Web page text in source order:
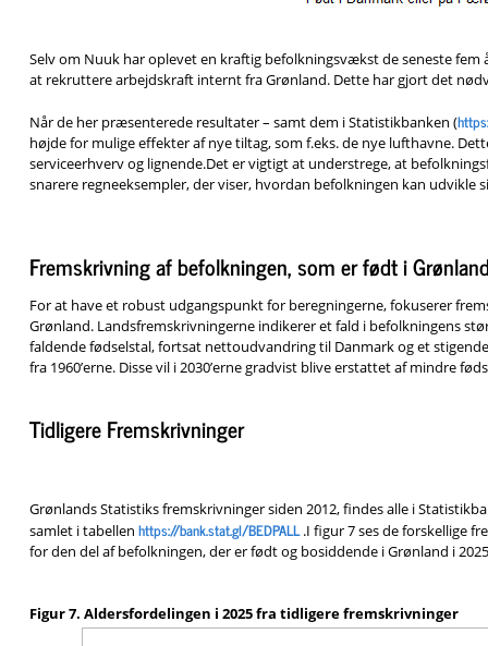
Selv om Nuuk har oplevet en kraftig befolkningsvækst de seneste
at rekruttere arbejdskraft internt fra Grønland. Dette har gjort det
Når de her præsenterede resultater – samt dem i Statistikbanken (
højde for mulige effekter af nye tiltag, som f.eks. de nye lufthavne.
serviceerhverv og lignende.Det er vigtigt at understrege, at
snarere regneeksempler, der viser, hvordan befolkningen kan
Fremskrivning af befolkningen, som er født i
For at have et robust udgangspunkt for beregningerne, fokuserer
Grønland. Landsfremskrivningerne indikerer et fald i befolkningens
faldende fødselstal, fortsat nettoudvandring til Danmark og et
fra 1960’erne. Disse vil i 2030’erne gradvist blive erstattet af mindre
Tidligere Fremskrivninger
Grønlands Statistiks fremskrivninger siden 2012, findes alle i
samlet i tabellen https://bank.stat.gl/BEDPALL.I figur 7 ses de forskellige
for den del af befolkningen, der er født og bosiddende i Grønland i
Figur 7. Aldersfordelingen i 2025 fra tidligere fremskrivninger